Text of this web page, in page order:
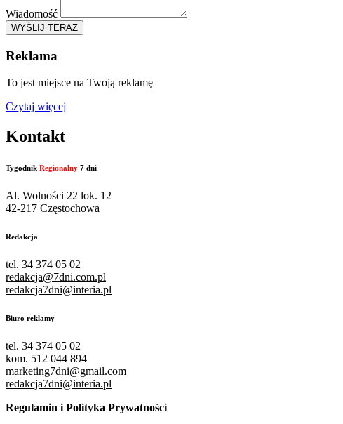
Wiadomość
WYŚLIJ TERAZ
Reklama
To jest miejsce na Twoją reklamę
Czytaj więcej
Kontakt
Tygodnik Regionalny 7 dni
Al. Wolności 22 lok. 12
42-217 Częstochowa
Redakcja
tel. 34 374 05 02
redakcja@7dni.com.pl
redakcja7dni@interia.pl
Biuro reklamy
tel. 34 374 05 02
kom. 512 044 894
marketing7dni@gmail.com
redakcja7dni@interia.pl
Regulamin i Polityka Prywatności